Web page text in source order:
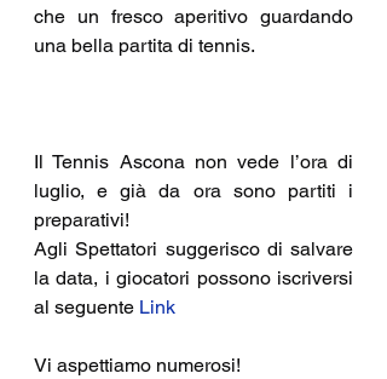
che un fresco aperitivo guardando
una bella partita di tennis.
Il Tennis Ascona non vede l’ora di
luglio, e già da ora sono partiti i
preparativi!
Agli Spettatori suggerisco di salvare
la data, i giocatori possono iscriversi
al seguente Link
Vi aspettiamo numerosi!